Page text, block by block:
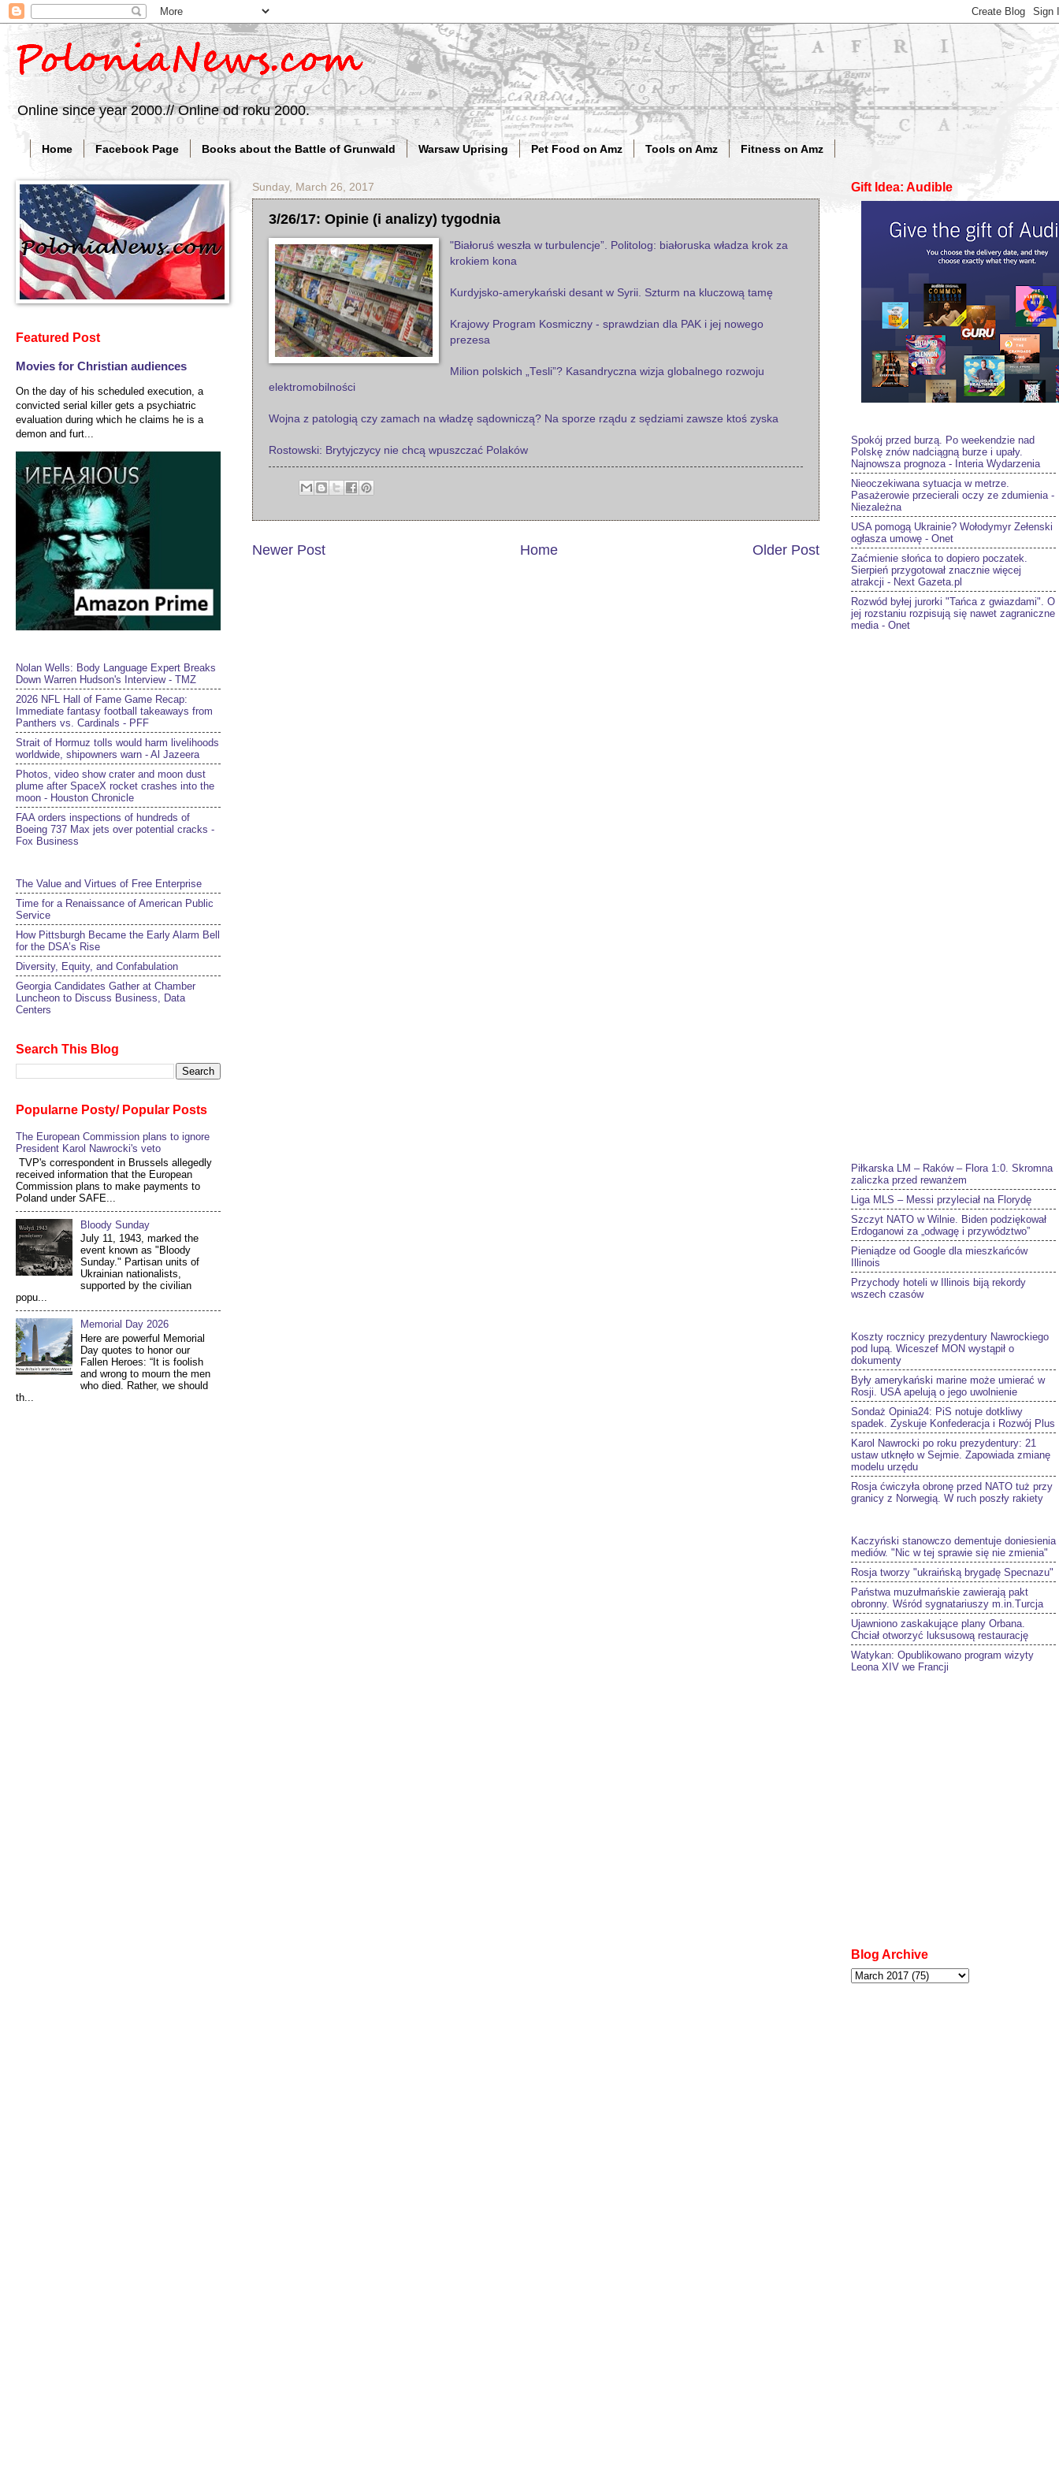
Online since year 2000.// Online od roku 2000.
Home Facebook Page Books about the Battle of Grunwald Warsaw Uprising Pet Food on Amz Tools on Amz Fitness on Amz
Sunday, March 26, 2017
3/26/17: Opinie (i analizy) tygodnia
"Białoruś weszła w turbulencje”. Politolog: białoruska władza krok za
krokiem kona
Kurdyjsko-amerykański desant w Syrii. Szturm na kluczową tamę
Krajowy Program Kosmiczny - sprawdzian dla PAK i jej nowego
prezesa
Milion polskich „Tesli”? Kasandryczna wizja globalnego rozwoju
elektromobilności
Wojna z patologią czy zamach na władzę sądowniczą? Na sporze rządu z sędziami zawsze ktoś zyska
Rostowski: Brytyjczycy nie chcą wpuszczać Polaków
Newer Post Older Post
Home
Featured Post
Movies for Christian audiences
On the day of his scheduled execution, a
convicted serial killer gets a psychiatric
evaluation during which he claims he is a
demon and furt...
Nolan Wells: Body Language Expert Breaks
Down Warren Hudson's Interview - TMZ
2026 NFL Hall of Fame Game Recap:
Immediate fantasy football takeaways from
Panthers vs. Cardinals - PFF
Strait of Hormuz tolls would harm livelihoods
worldwide, shipowners warn - Al Jazeera
Photos, video show crater and moon dust
plume after SpaceX rocket crashes into the
moon - Houston Chronicle
FAA orders inspections of hundreds of
Boeing 737 Max jets over potential cracks -
Fox Business
The Value and Virtues of Free Enterprise
Time for a Renaissance of American Public
Service
How Pittsburgh Became the Early Alarm Bell
for the DSA’s Rise
Diversity, Equity, and Confabulation
Georgia Candidates Gather at Chamber
Luncheon to Discuss Business, Data
Centers
Search This Blog
Popularne Posty/ Popular Posts
The European Commission plans to ignore
President Karol Nawrocki's veto
TVP's correspondent in Brussels allegedly
received information that the European
Commission plans to make payments to
Poland under SAFE...
Bloody Sunday
July 11, 1943, marked the
event known as "Bloody
Sunday." Partisan units of
Ukrainian nationalists,
supported by the civilian
popu...
Memorial Day 2026
Here are powerful Memorial
Day quotes to honor our
Fallen Heroes: “It is foolish
and wrong to mourn the men
who died. Rather, we should
th...
Gift Idea: Audible
Spokój przed burzą. Po weekendzie nad
Polskę znów nadciągną burze i upały.
Najnowsza prognoza - Interia Wydarzenia
Nieoczekiwana sytuacja w metrze.
Pasażerowie przecierali oczy ze zdumienia -
Niezależna
USA pomogą Ukrainie? Wołodymyr Zełenski
ogłasza umowę - Onet
Zaćmienie słońca to dopiero poczatek.
Sierpień przygotował znacznie więcej
atrakcji - Next Gazeta.pl
Rozwód byłej jurorki "Tańca z gwiazdami". O
jej rozstaniu rozpisują się nawet zagraniczne
media - Onet
Piłkarska LM – Raków – Flora 1:0. Skromna
zaliczka przed rewanżem
Liga MLS – Messi przyleciał na Florydę
Szczyt NATO w Wilnie. Biden podziękował
Erdoganowi za „odwagę i przywództwo”
Pieniądze od Google dla mieszkańców
Illinois
Przychody hoteli w Illinois biją rekordy
wszech czasów
Koszty rocznicy prezydentury Nawrockiego
pod lupą. Wiceszef MON wystąpił o
dokumenty
Były amerykański marine może umierać w
Rosji. USA apelują o jego uwolnienie
Sondaż Opinia24: PiS notuje dotkliwy
spadek. Zyskuje Konfederacja i Rozwój Plus
Karol Nawrocki po roku prezydentury: 21
ustaw utknęło w Sejmie. Zapowiada zmianę
modelu urzędu
Rosja ćwiczyła obronę przed NATO tuż przy
granicy z Norwegią. W ruch poszły rakiety
Kaczyński stanowczo dementuje doniesienia
mediów. "Nic w tej sprawie się nie zmienia"
Rosja tworzy "ukraińską brygadę Specnazu"
Państwa muzułmańskie zawierają pakt
obronny. Wśród sygnatariuszy m.in.Turcja
Ujawniono zaskakujące plany Orbana.
Chciał otworzyć luksusową restaurację
Watykan: Opublikowano program wizyty
Leona XIV we Francji
Blog Archive